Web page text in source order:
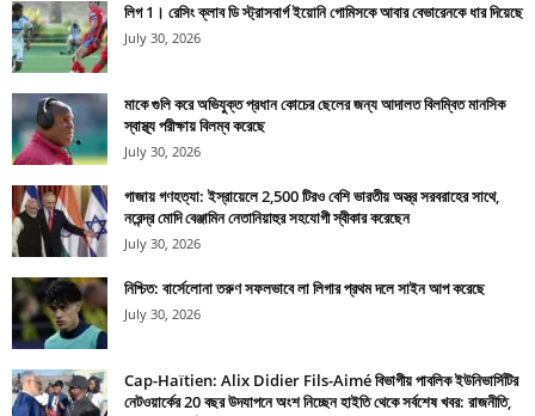
লিগ 1। রেসিং ক্লাব ডি স্ট্রাসবার্গ ইয়োনি গোমিসকে আবার বেভারেনকে ধার দিয়েছে
July 30, 2026
মাকে গুলি করে অভিযুক্ত প্রধান কোচের ছেলের জন্য আদালত বিলম্বিত মানসিক
স্বাস্থ্য পরীক্ষায় বিলম্ব করেছে
July 30, 2026
গাজায় গণহত্যা: ইস্রায়েলে 2,500 টিরও বেশি ভারতীয় অস্ত্র সরবরাহের সাথে,
নরেন্দ্র মোদি বেঞ্জামিন নেতানিয়াহুর সহযোগী স্বীকার করেছেন
July 30, 2026
নিশ্চিত: বার্সেলোনা তরুণ সফলভাবে লা লিগার প্রথম দলে সাইন আপ করেছে
July 30, 2026
Cap-Haïtien: Alix Didier Fils-Aimé বিভাগীয় পাবলিক ইউনিভার্সিটির
নেটওয়ার্কের 20 বছর উদযাপনে অংশ নিচ্ছেন হাইতি থেকে সর্বশেষ খবর: রাজনীতি,